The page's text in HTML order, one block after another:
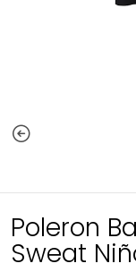
Poleron
Sweat